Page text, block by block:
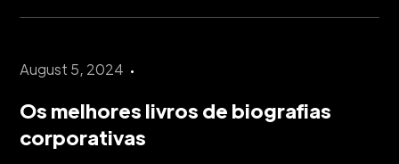
August 5, 2024
Os melhores livros de biografias
corporativas